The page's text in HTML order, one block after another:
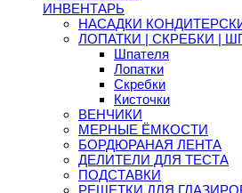
ИНВЕНТАРЬ
НАСАДКИ
ЛОПАТКИ | СКРЕБКИ |
Шпателя
Лопатки
Скребки
Кисточки
ВЕНЧИКИ
МЕРНЫЕ ЁМКОСТИ
БОРДЮРАНАЯ ЛЕНТА
ДЕЛИТЕЛИ ДЛЯ ТЕСТА
ПОДСТАВКИ
РЕШЕТКИ ДЛЯ